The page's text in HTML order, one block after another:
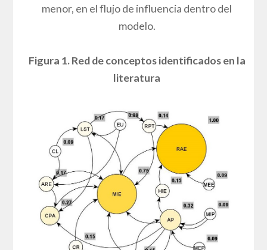
menor, en el flujo de influencia dentro del
modelo.
Figura 1. Red de conceptos identificados en la
literatura